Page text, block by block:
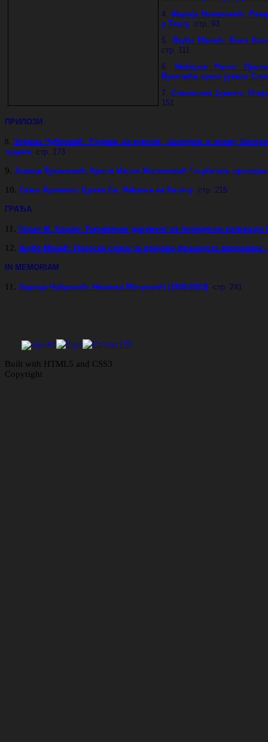
4.
Марија Новаковић:
у Тивту стр. 93
5. Љубо Мачић: Бока
стр. 111
6.
Небојша Рашо:
Вукотића првог јужног
7. Станислав Јужнич:
151
ПРИЛОЗИ
8. Зорица Чубровић: Радови на куполи, лантерни и крову
године стр. 173
9. Јовица Вукасовић: Криле Матов Милиновић "љубитељ
10. Симо Арменко: Црква Св. Неђеља на Катичу стр. 215
ГРАЂА
11. Горан Ж. Комар: Ћирилички документ из породичне колекције
12. Љубо Мачић: Порески списи за вријеме француске владавине
IN MEMORIAM
11. Зорица Чубровић: Невенка Митровић (1959-2023) стр. 241
Built with HTML5 and CSS3
Copyright